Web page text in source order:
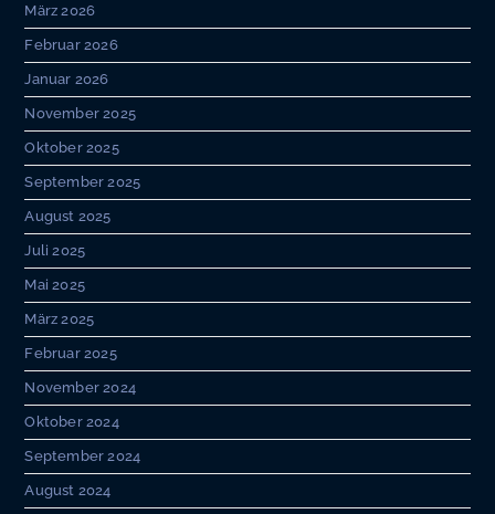
März 2026
Februar 2026
Januar 2026
November 2025
Oktober 2025
September 2025
August 2025
Juli 2025
Mai 2025
März 2025
Februar 2025
November 2024
Oktober 2024
September 2024
August 2024